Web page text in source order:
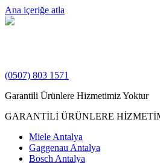
Ana içeriğe atla
(0507) 803 1571
Garantili Ürünlere Hizmetimiz Yoktur
GARANTİLİ ÜRÜNLERE
Miele Antalya
Gaggenau Antalya
Bosch Antalya